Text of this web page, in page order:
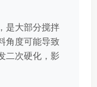
是大部分搅拌
角度可能导致
二次硬化，影